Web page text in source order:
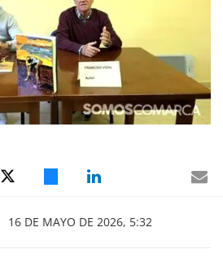
16 DE MAYO DE 2026, 5:32